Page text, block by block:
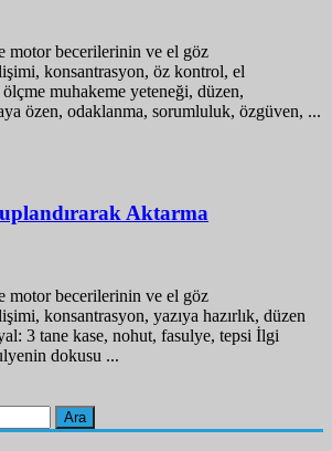
motor becerilerinin ve el göz
konsantrasyon, öz kontrol, el
muhakeme yeteneği, düzen,
özen, odaklanma, sorumluluk, özgüven, ...
Aktarma
motor becerilerinin ve el göz
konsantrasyon, yazıya hazırlık, düzen
3 tane kase, nohut, fasulye, tepsi İlgi
dokusu ...